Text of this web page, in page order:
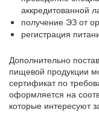
аккредитованной
получение ЭЗ от
регистрация
Дополнительно
пищевой продукции
сертификат по
оформляется на
которые интересуют